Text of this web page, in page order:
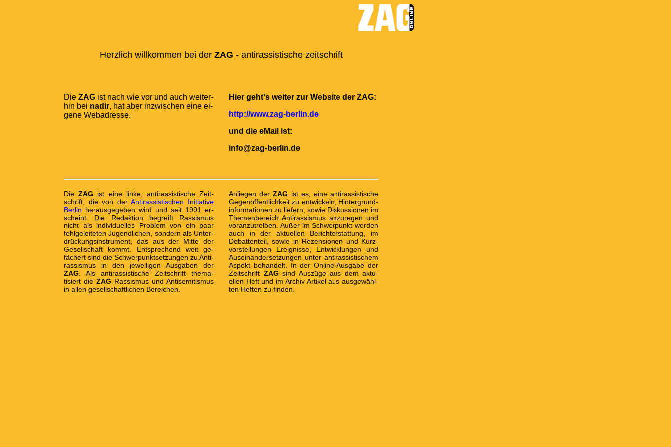
Herzlich willkommen bei der ZAG - antirassistische zeitschrift
Die ZAG ist nach wie vor und auch wei­ter­
hin bei nadir, hat aber in­zwi­schen eine ei­
ge­ne Web­adres­se.
Hier geht's weiter zur Website der ZAG:
http://www.zag-berlin.de
und die eMail ist:
info@zag-berlin.de
DieZAG ist eine linke, anti­rassis­tische Zeit­
schrift, die von derAnti­rassis­tischen Ini­tia­tive
Berlin herausgegeben wird und seit 1991 er­
scheint. Die Redak­tion be­greift Rassis­mus
nicht als indi­viduel­les Problem von ein paar
fehl­gelei­teten Jugend­lichen, son­dern als Unter­
drück­ungs­instru­ment, das aus der Mitte der
Gesell­schaft kommt. Ent­sprech­end weit ge­
fäch­ert sind die Schwer­punkt­setz­ungen zu Anti­
rassis­mus in den jewei­ligen Aus­gaben der
ZAG . Als anti­rassis­tische Zeit­schrift the­ma­
tisiert die ZAG Rassis­mus und Anti­semi­tismus
in allen gesell­schaft­lichen Berei­chen.
Anlie­gen derZAG ist es, eine anti­rassis­tische
Gegen­öffent­lich­keit zu ent­wickeln, Hinter­grund­
infor­ma­tionen zu lie­fern, sowie Dis­kus­sionen im
The­men­bereich Anti­rassis­mus anzu­regen und
voran­zutrei­ben. Außer im Schwer­punkt wer­den
auch in der aktu­ellen Bericht­erstatt­ung, im
Debat­ten­teil, sowie in Rezen­sio­nen und Kurz­
vor­stel­lungen Erei­gnisse, Ent­wick­lung­en und
Aus­ein­ander­setz­ung­en unter anti­rassis­tisch­em
Aspekt be­han­delt. In der Online-Aus­gabe der
Zeit­schrift ZAG sind Aus­züge aus dem aktu­
ellen Heft und im Archiv Arti­kel aus aus­ge­wähl­
ten Hef­ten zu fin­den.